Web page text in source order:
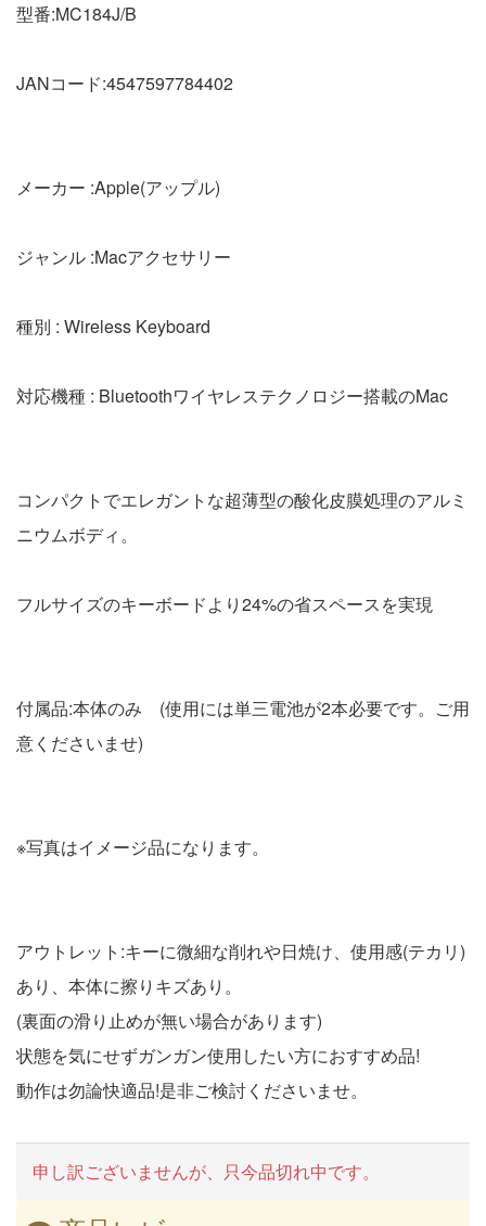
型番:MC184J/B
JANコード:4547597784402
メーカー :Apple(アップル)
ジャンル :Macアクセサリー
種別 : Wireless Keyboard
対応機種 : Bluetoothワイヤレステクノロジー搭載のMac
コンパクトでエレガントな超薄型の酸化皮膜処理のアルミ
ニウムボディ。
フルサイズのキーボードより24%の省スペースを実現
付属品:本体のみ (使用には単三電池が2本必要です。ご用
意くださいませ)
※写真はイメージ品になります。
アウトレット:キーに微細な削れや日焼け、使用感(テカリ)
あり、本体に擦りキズあり。
(裏面の滑り止めが無い場合があります)
状態を気にせずガンガン使用したい方におすすめ品!
動作は勿論快適品!是非ご検討くださいませ。
申し訳ございませんが、只今品切れ中です。